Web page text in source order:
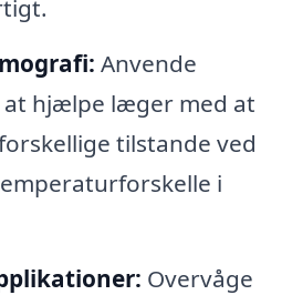
Anvende
hjælpe læger med at
tilstande ved
i
Overvåge